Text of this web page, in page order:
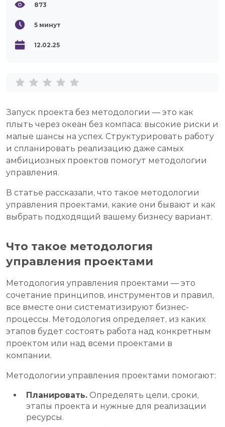
873
5 минут
12.02.25
Запуск проекта без методологии — это как
плыть через океан без компаса: высокие риски и
малые шансы на успех. Структурировать работу
и спланировать реализацию даже самых
амбициозных проектов помогут методологии
управления.
В статье рассказали, что такое методологии
управления проектами, какие они бывают и как
выбрать подходящий вашему бизнесу вариант.
Что такое методология
управления проектами
Методология управления проектами — это
сочетание принципов, инструментов и правил,
все вместе они систематизируют бизнес-
процессы. Методология определяет, из каких
этапов будет состоять работа над конкретным
проектом или над всеми проектами в
компании.
Методологии управления проектами помогают:
Планировать. Определять цели, сроки,
этапы проекта и нужные для реализации
ресурсы.